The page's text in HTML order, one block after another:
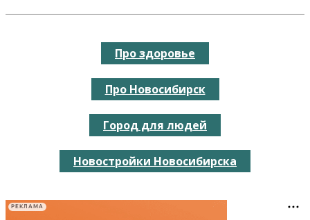
Про здоровье
Про Новосибирск
Город для людей
Новостройки Новосибирска
РЕКЛАМА